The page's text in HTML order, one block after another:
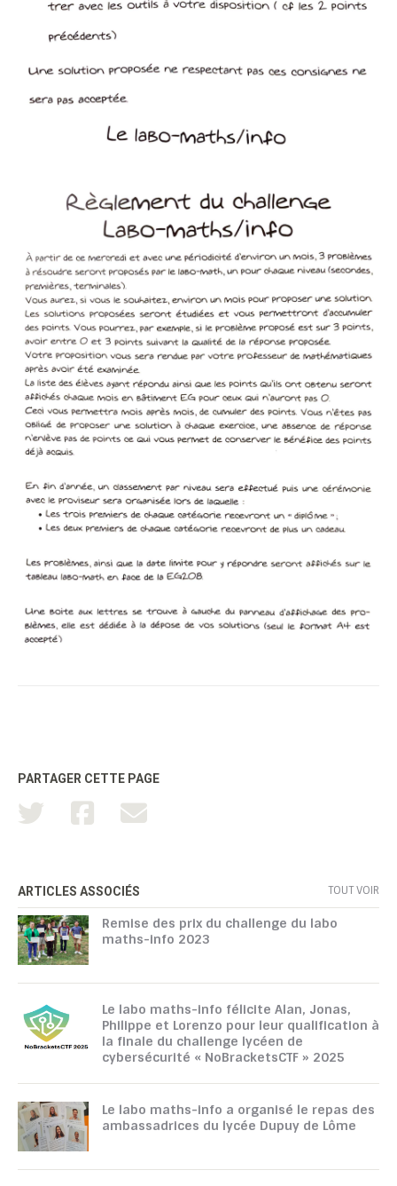
PARTAGER CETTE PAGE
ARTICLES ASSOCIÉS TOUT VOIR
Remise des prix du challenge du labo
maths-info 2023
Le labo maths-info félicite Alan, Jonas,
Philippe et Lorenzo pour leur qualification à
la finale du challenge lycéen de
cybersécurité « NoBracketsCTF » 2025
Le labo maths-info a organisé le repas des
ambassadrices du lycée Dupuy de Lôme